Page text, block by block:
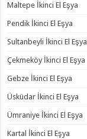
Maltepe İkinci El Eşya
Pendik İkinci El Eşya
Sultanbeyli İkinci El Eşya
Çekmeköy İkinci El Eşya
Gebze İkinci El Eşya
Üsküdar İkinci El Eşya
Ümraniye İkinci El Eşya
Kartal İkinci El Eşya